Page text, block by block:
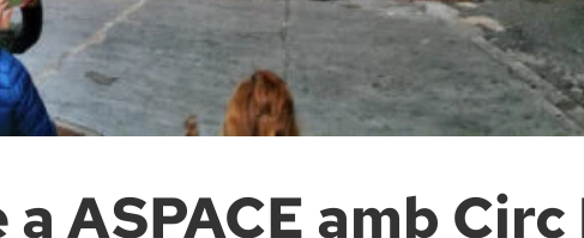
a ASPACE amb